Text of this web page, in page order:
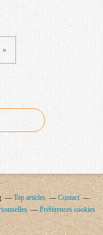
»
Top articles
Contact
Préférences cookies